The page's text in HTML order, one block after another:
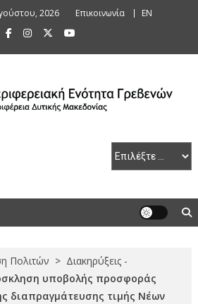
2026 Επικοινωνία ΕΝ
Πολιτών > Διακηρύξεις -
υποβολής προσφοράς
διαπραγμάτευσης τιμής Νέων